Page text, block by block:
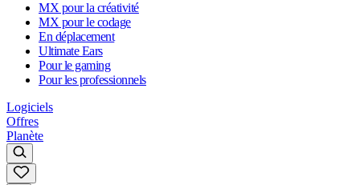
MX pour la créativité
MX pour le codage
En déplacement
Ultimate Ears
Pour le gaming
Pour les professionnels
Logiciels
Offres
Planète